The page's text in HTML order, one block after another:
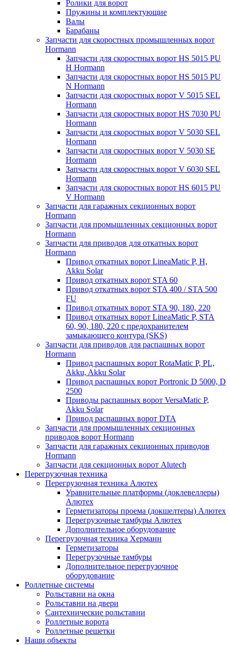
Ролики для ворот
Пружины и комплектующие
Валы
Барабаны
Запчасти для скоростных промышленных ворот
Hormann
Запчасти для скоростных ворот HS 5015 PU
H Hormann
Запчасти для скоростных ворот HS 5015 PU
N Hormann
Запчасти для скоростных ворот V 5015 SEL
Hormann
Запчасти для скоростных ворот HS 7030 PU
Hormann
Запчасти для скоростных ворот V 5030 SEL
Hormann
Запчасти для скоростных ворот V 5030 SE
Hormann
Запчасти для скоростных ворот V 6030 SEL
Hormann
Запчасти для скоростных ворот HS 6015 PU
V Hormann
Запчасти для гаражных секционных ворот
Hormann
Запчасти для промышленных секционных ворот
Hormann
Запчасти для приводов для откатных ворот
Hormann
Привод откатных ворот LineaMatic P, H,
Akku Solar
Привод откатных ворот STA 60
Привод откатных ворот STA 400 / STA 500
FU
Привод откатных ворот STA 90, 180, 220
Привод откатных ворот LineaMatic P, STA
60, 90, 180, 220 с предохранителем
замыкающего контура (SKS)
Запчасти для приводов для распашных ворот
Hormann
Привод распашных ворот RotaMatic P, PL,
Akku, Akku Solar
Привод распашных ворот Portronic D 5000, D
2500
Приводы распашных ворот VersaMatic P,
Akku Solar
Привод распашных ворот DTA
Запчасти для промышленных секционных
приводов ворот Hormann
Запчасти для гаражных секционных приводов
Hormann
Запчасти для секционных ворот Alutech
Перегрузочная техника
Перегрузочная техника Алютех
Уравнительные платформы (доклевеллеры)
Алютех
Герметизаторы проема (докшелтеры) Алютех
Перегрузочные тамбуры Алютех
Дополнительное оборудование
Перегрузочная техника Херманн
Герметизаторы
Перегрузочные тамбуры
Дополнительное перегрузочное
оборудование
Роллетные системы
Рольставни на окна
Рольставни на двери
Сантехнические рольставни
Роллетные ворота
Роллетные решетки
Наши объекты